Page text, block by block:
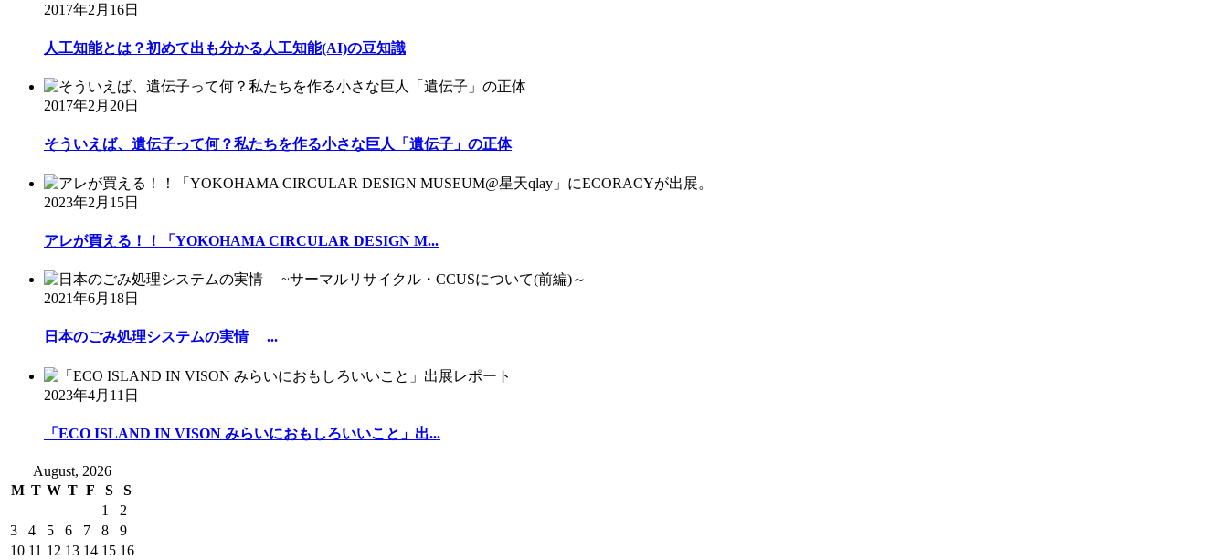
2017年2月16日
人工知能とは？初めて出も分かる人工知能(AI)の豆知識
2017年2月20日
そういえば、遺伝子って何？私たちを作る小さな巨人「遺伝子」の正体
2023年2月15日
アレが買える！！「YOKOHAMA CIRCULAR DESIGN M...
2021年6月18日
日本のごみ処理システムの実情 ...
2023年4月11日
「ECO ISLAND IN VISON みらいにおもしろいいこと」出...
August, 2026
M T W T F S
S
1
2
3
4 5 6 7 8
9
10 11 12 13 14 15 16